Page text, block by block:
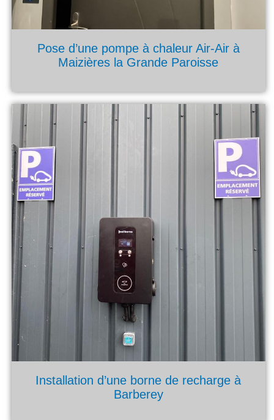
Pose d’une pompe à chaleur Air-Air à
Maizières la Grande Paroisse
Installation d’une borne de recharge à
Barberey